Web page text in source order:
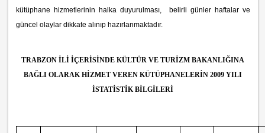
kütüphane hizmetlerinin halka duyurulması, belirli günler haftalar ve
güncel olaylar dikkate alınıp hazırlanmaktadır.
TRABZON İLİ İÇERİSİNDE KÜLTÜR VE TURİZM BAKANLIĞINA
BAĞLI OLARAK HİZMET VERENKÜTÜPHANELERİN 2009 YILI
İSTATİSTİK BİLGİLERİ